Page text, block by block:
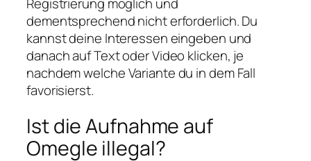
dementsprechend nicht erforderlich. Du
kannst deine Interessen eingeben und
danach auf Text oder Video klicken, je
nachdem welche Variante du in dem Fall
favorisierst.
Ist die Aufnahme auf
Omegle illegal?